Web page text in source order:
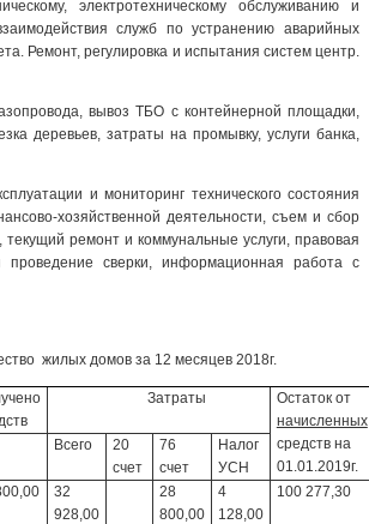
электротехническому обслуживанию и
служб по устранению аварийных
Ремонт, регулировка и испытания систем центр.
вывоз ТБО с контейнерной площадки,
деревьев, затраты на промывку, услуги банка,
и мониторинг технического состояния
хозяйственной деятельности, съем и сбор
ремонт и коммунальные услуги, правовая
проведение сверки, информационная работа с
жилых домов за 12 месяцев 2018г.
Затраты
Остаток от
начисленных
средств на
01.01.2019г.
Всего
20
счет
76
счет
Налог
УСН
32
928,00
28
800,00
4
128,00
100 277,30